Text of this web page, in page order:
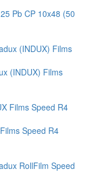
Pb CP 10x48 (50
(INDUX) Films
Speed R4